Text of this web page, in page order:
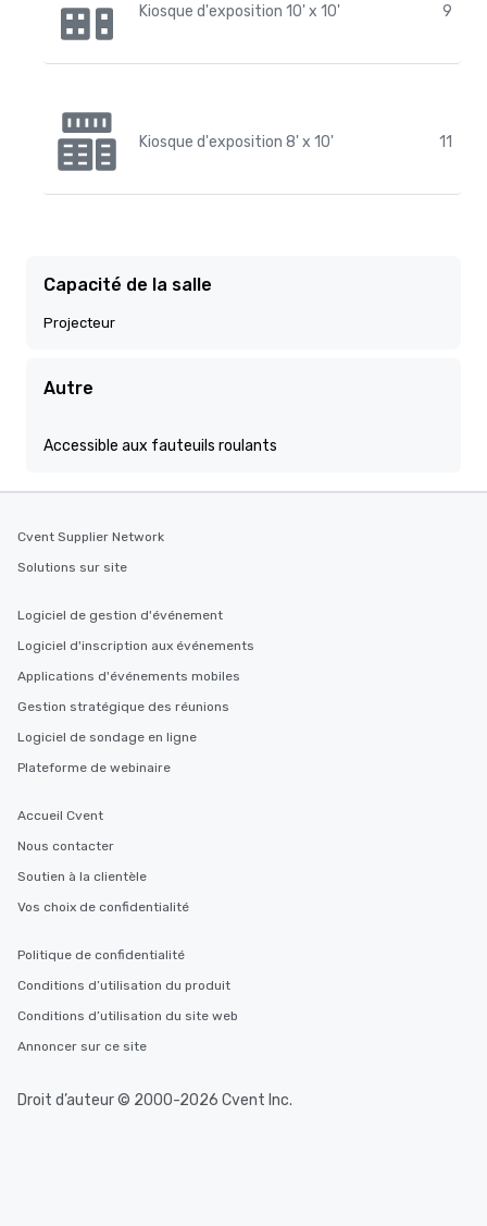
Kiosque d'exposition 10' x 10' 9
Kiosque d'exposition 8' x 10' 11
Capacité de la salle
Projecteur
Autre
Accessible aux fauteuils roulants
Cvent Supplier Network
Solutions sur site
Logiciel de gestion d'événement
Logiciel d'inscription aux événements
Applications d'événements mobiles
Gestion stratégique des réunions
Logiciel de sondage en ligne
Plateforme de webinaire
Accueil Cvent
Nous contacter
Soutien à la clientèle
Vos choix de confidentialité
Politique de confidentialité
Conditions d’utilisation du produit
Conditions d’utilisation du site web
Annoncer sur ce site
Droit d’auteur © 2000-2026 Cvent Inc.